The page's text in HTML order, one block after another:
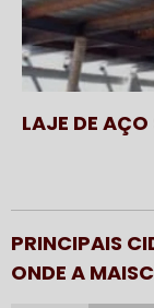
LAJE DE AÇO
PRINCIPAIS
ONDE A